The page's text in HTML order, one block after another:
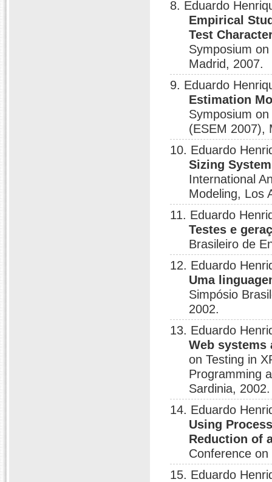
8. Eduardo
Empirical
Test
Symposium
Madrid, 2007.
9. Eduardo
Estimation
Symposium
(ESEM 2007),
10. Eduardo
Sizing
International
Modeling, Los
11. Eduardo
Testes e
Brasileiro de
12. Eduardo
Uma
Simpósio
2002.
13. Eduardo
Web systems
on Testing in
Programming
Sardinia, 2002.
14. Eduardo
Using
Reduction of
Conference
15. Eduardo